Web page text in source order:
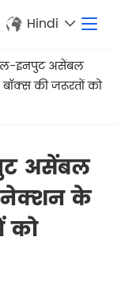
Hindi
इनपुट असेंबल
की जरूरतों को
असेंबल
के
को